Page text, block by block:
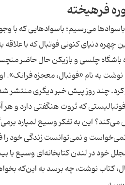
فرهیخته
می‌رسیم؛ باسوادهایی که با
چهره دنیای کنونی فوتبال که با
باشگاه چلسی و بازیکن حال حاضر
به نام «فوتبال، معجزه فرانک».
چند روز پیش خبر دیگری منتشر شد
که ثروت هنگفتی دارد و
این به تفکر وسیع لمپارد
نمی‌خواست و نمی‌توانست زندگی خود
کتاب نوشت، چه برسد به این‌که